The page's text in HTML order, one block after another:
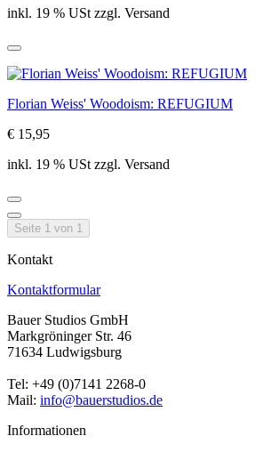
inkl. 19 % USt zzgl. Versand
Florian Weiss' Woodoism: REFUGIUM
€ 15,95
inkl. 19 % USt zzgl. Versand
Seite 1 von 1
Kontakt
Kontaktformular
Bauer Studios GmbH
Markgröninger Str. 46
71634 Ludwigsburg
Tel: +49 (0)7141 2268-0
Mail: info@bauerstudios.de
Informationen